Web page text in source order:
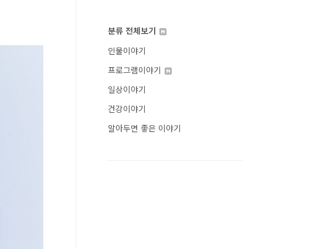
분류 전체보기
인물이야기
프로그램이야기
일상이야기
건강이야기
알아두면 좋은 이야기